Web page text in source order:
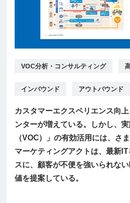
VOC分析・コンサルティング
インバウンド アウトバウンド
カスタマーエクスペリエンス向
ンターが増えている。しかし、
（VOC）」の有効活用には、さ
マーケティングアクトは、最新
スに、顧客が不便を強いられな
値を提案している。